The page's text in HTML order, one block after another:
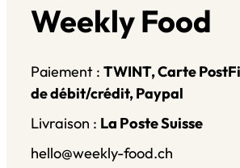
Weekly Food
Paiement : TWINT, Carte
de débit/crédit, Paypal
Livraison : La Poste Suisse
hello@weekly-food.ch